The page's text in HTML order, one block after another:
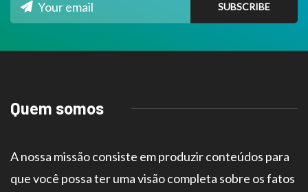
Quem somos
A nossa missão consiste em produzir conteúdos para
que você possa ter uma visão completa sobre os fatos